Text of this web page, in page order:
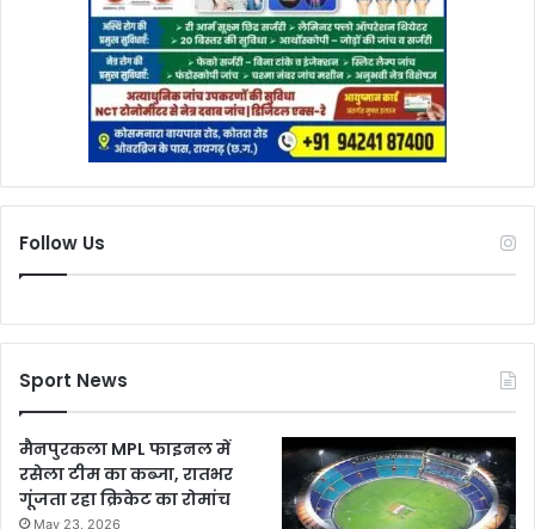
Follow Us
Sport News
मैनपुरकला MPL फाइनल में
रसेला टीम का कब्जा, रातभर
गूंजता रहा क्रिकेट का रोमांच
May 23, 2026